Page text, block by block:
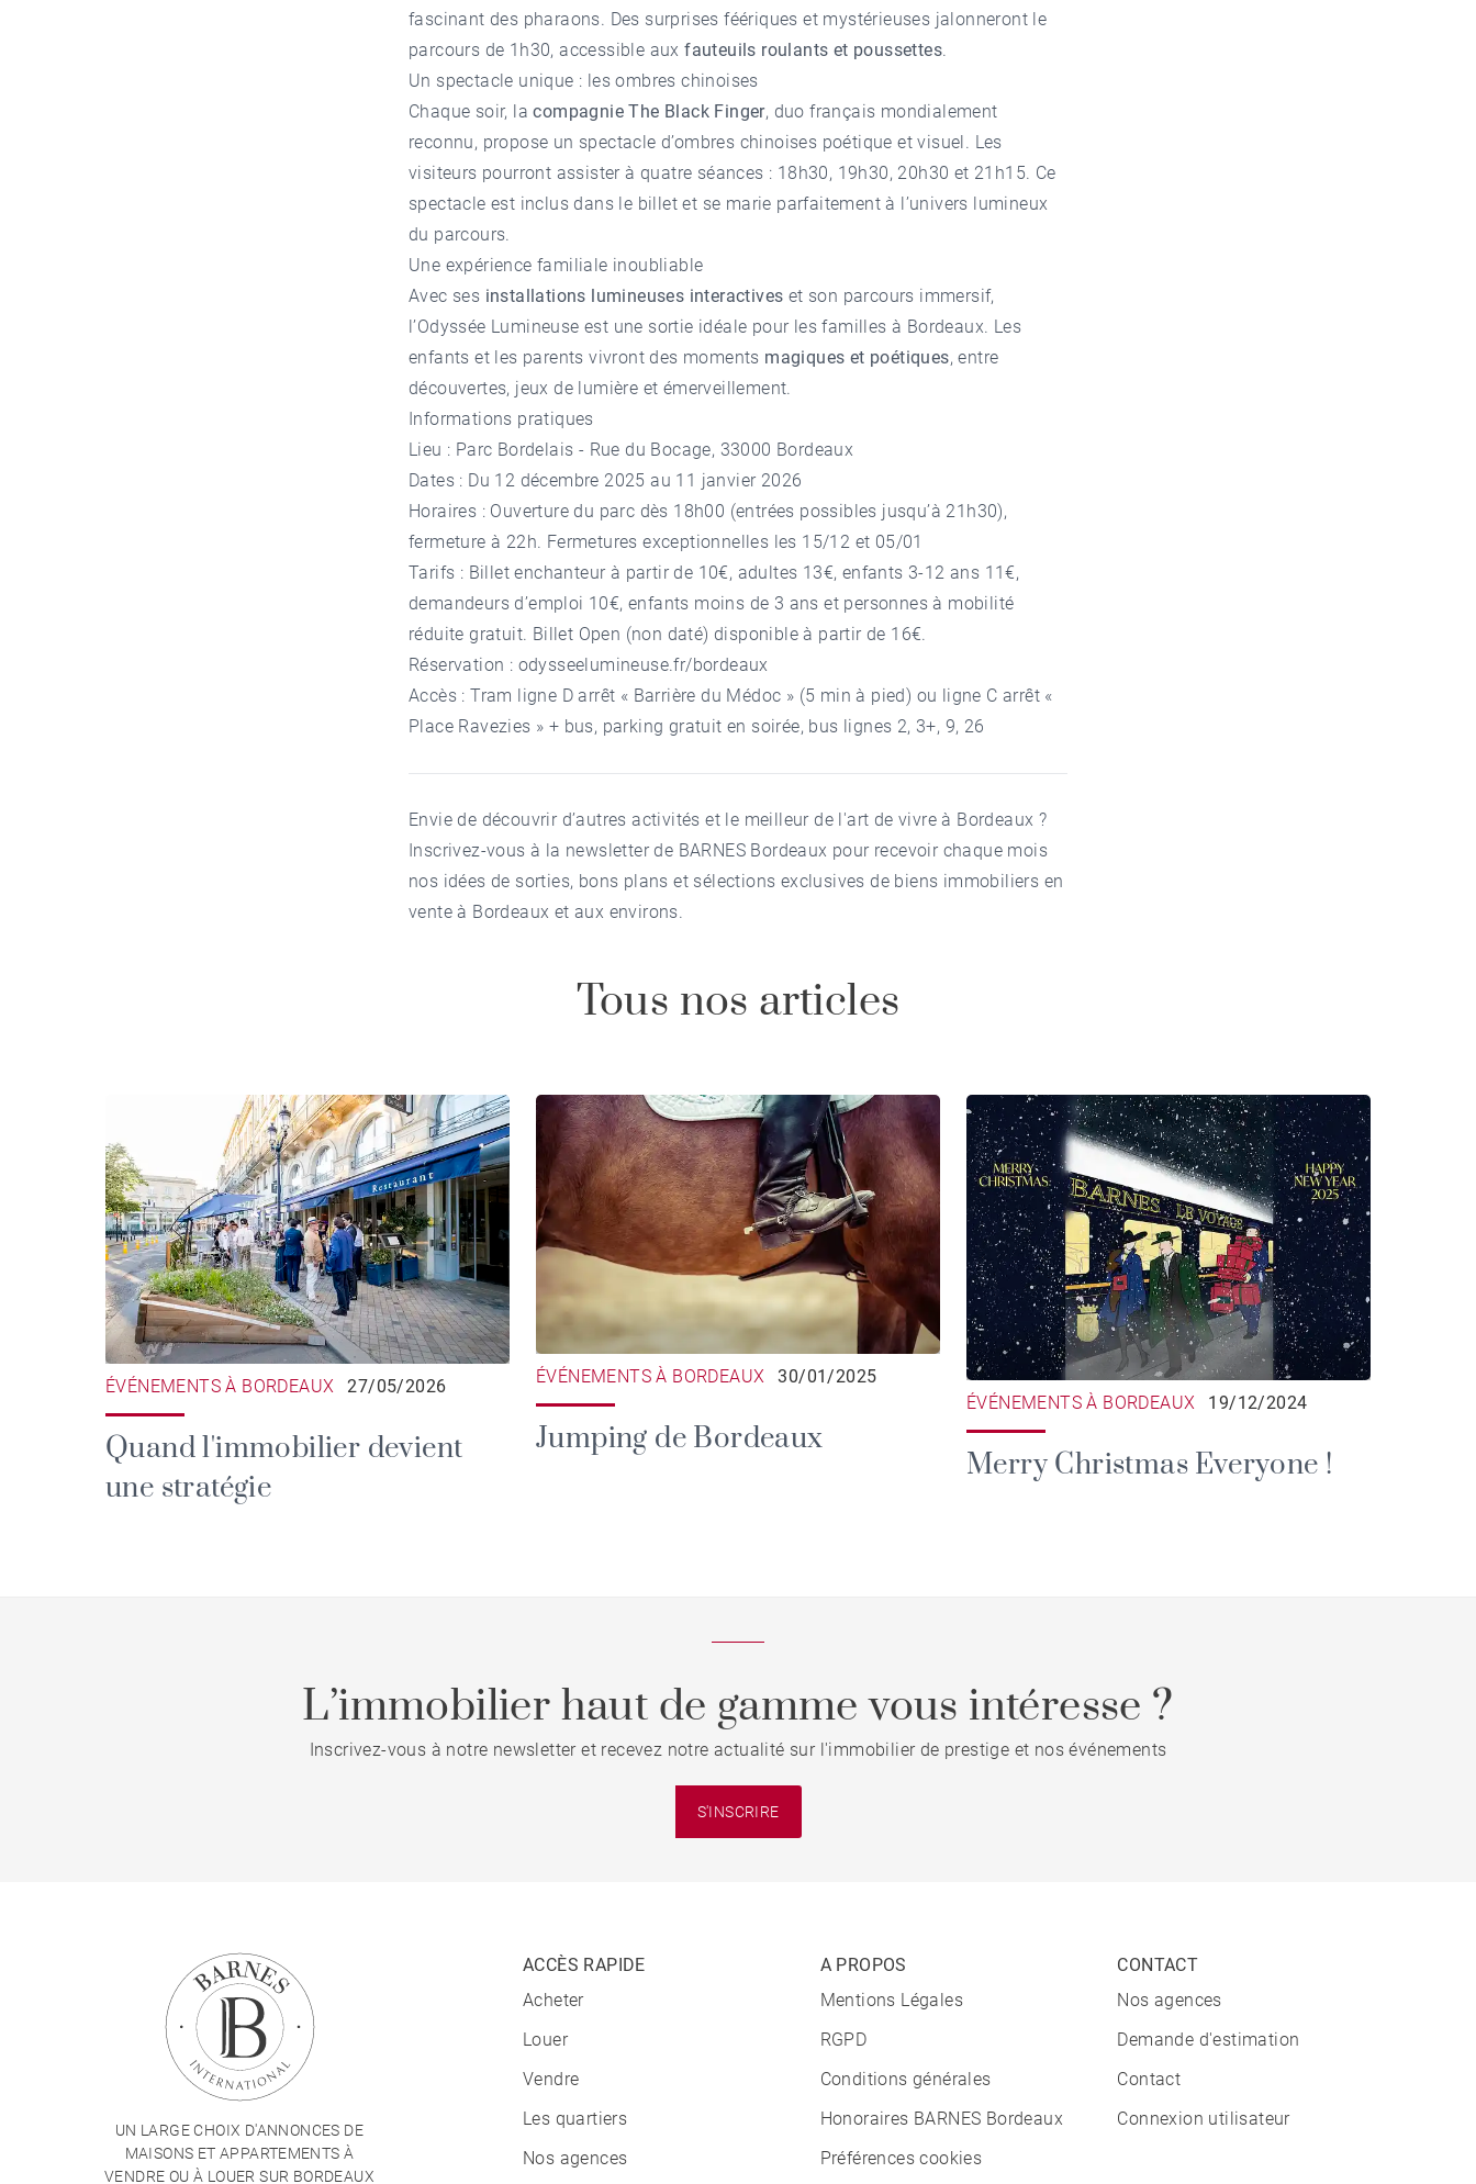
fascinant des pharaons. Des surprises féériques et mystérieuses jalonneront le
parcours de 1h30, accessible auxfauteuils roulants et poussettes.
Un spectacle unique : les ombres chinoises
Chaque soir, lacompagnie The Black Finger, duo français mondialement
reconnu, propose un spectacle d’ombres chinoises poétique et visuel. Les
visiteurs pourront assister à quatre séances : 18h30, 19h30, 20h30 et 21h15. Ce
spectacle est inclus dans le billet et se marie parfaitement à l’univers lumineux
du parcours.
Une expérience familiale inoubliable
Avec ses installations lumineuses interactives et son parcours immersif,
l’Odyssée Lumineuse est une sortie idéale pour les familles à Bordeaux. Les
enfants et les parents vivront des moments magiques et poétiques, entre
découvertes, jeux de lumière et émerveillement.
Informations pratiques
Lieu : Parc Bordelais - Rue du Bocage, 33000 Bordeaux
Dates : Du 12 décembre 2025 au 11 janvier 2026
Horaires : Ouverture du parc dès 18h00 (entrées possibles jusqu’à 21h30),
fermeture à 22h. Fermetures exceptionnelles les 15/12 et 05/01
Tarifs : Billet enchanteur à partir de 10€, adultes 13€, enfants 3-12 ans 11€,
demandeurs d’emploi 10€, enfants moins de 3 ans et personnes à mobilité
réduite gratuit. Billet Open (non daté) disponible à partir de 16€.
Réservation : odysseelumineuse.fr/bordeaux
Accès : Tram ligne D arrêt « Barrière du Médoc » (5 min à pied) ou ligne C arrêt «
Place Ravezies » + bus, parking gratuit en soirée, bus lignes 2, 3+, 9, 26
Envie de découvrir d’autres activités et le meilleur de l'art de vivre à Bordeaux ?
Inscrivez-vous à la newsletter de BARNES Bordeaux pour recevoir chaque mois
nos idées de sorties, bons plans et sélections exclusives de biens immobiliers en
vente à Bordeaux et aux environs.
Tous nos articles
ÉVÉNEMENTS À BORDEAUX 27/05/2026
Quand l'immobilier devient
une stratégie
ÉVÉNEMENTS À BORDEAUX 30/01/2025
Jumping de Bordeaux
ÉVÉNEMENTS À BORDEAUX 19/12/2024
Merry Christmas Everyone !
L’immobilier haut de gamme vous intéresse ?
Inscrivez-vous à notre newsletter et recevez notre actualité sur l'immobilier de prestige et nos événements
S'INSCRIRE
UN LARGE CHOIX D'ANNONCES DE
MAISONS ET APPARTEMENTS À
VENDRE OU À LOUER SUR BORDEAUX
ACCÈS RAPIDE
Acheter
Louer
Vendre
Les quartiers
Nos agences
A PROPOS
Mentions Légales
RGPD
Conditions générales
Honoraires BARNES Bordeaux
Préférences cookies
CONTACT
Nos agences
Demande d'estimation
Contact
Connexion utilisateur